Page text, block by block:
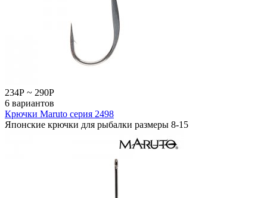
234Р ~ 290Р
6 вариантов
Крючки Maruto серия 2498
Японские крючки для рыбалки размеры 8-15